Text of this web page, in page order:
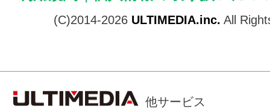
(C)2014-2026 ULTIMEDIA.inc. All
他サービス